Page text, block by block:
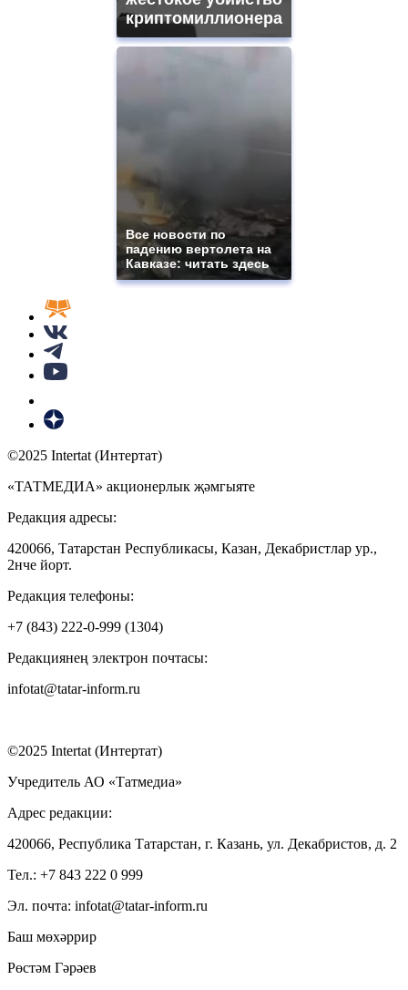
криптомиллионера
Все новости по
падению вертолета на
Кавказе: читать здесь
©2025 Intertat (Интертат)
«ТАТМЕДИА» акционерлык җәмгыяте
Редакция адресы:
420066, Татарстан Республикасы, Казан, Декабристлар ур.,
2нче йорт.
Редакция телефоны:
+7 (843) 222-0-999 (1304)
Редакциянең электрон почтасы:
infotat@tatar-inform.ru
©2025 Intertat (Интертат)
Учредитель АО «Татмедиа»
Адрес редакции:
420066, Республика Татарстан, г. Казань, ул. Декабристов, д. 2
Тел.: +7 843 222 0 999
Эл. почта: infotat@tatar-inform.ru
Баш мөхәррир
Рөстәм Гәрәев